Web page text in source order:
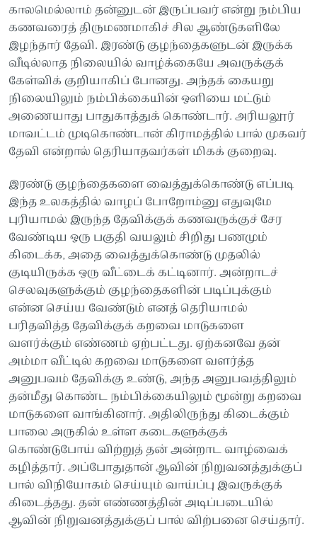
காலமெல்லாம் தன்னுடன் இருப்பவர் என்று நம்பிய
கணவரைத் திருமணமாகிச் சில ஆண்டுகளிலே
இழந்தார் தேவி. இரண்டு குழந்தைகளுடன் இருக்க
வீடில்லாத நிலையில் வாழ்க்கையே அவருக்குக்
கேள்விக் குறியாகிப் போனது. அந்தக் கையறு
நிலையிலும் நம்பிக்கையின் ஒளியை மட்டும்
அணையாது பாதுகாத்துக் கொண்டார். அரியலூர்
மாவட்டம் முடிகொண்டான் கிராமத்தில் பால் முகவர்
தேவி என்றால் தெரியாதவர்கள் மிகக் குறைவு.
இரண்டு குழந்தைகளை வைத்துக்கொண்டு எப்படி
இந்த உலகத்தில் வாழப் போறோம்னு எதுவுமே
புரியாமல் இருந்த தேவிக்குக் கணவருக்குச் சேர
வேண்டிய ஒரு பகுதி வயலும் சிறிது பணமும்
கிடைக்க, அதை வைத்துக்கொண்டு முதலில்
குடியிருக்க ஒரு வீட்டைக் கட்டினார். அன்றாடச்
செலவுகளுக்கும் குழந்தைகளின் படிப்புக்கும்
என்ன செய்ய வேண்டும் எனத் தெரியாமல்
பரிதவித்த தேவிக்குக் கறவை மாடுகளை
வளர்க்கும் எண்ணம் ஏற்பட்டது. ஏற்கனவே தன்
அம்மா வீட்டில் கறவை மாடுகளை வளர்த்த
அனுபவம் தேவிக்கு உண்டு, அந்த அனுபவத்திலும்
தன்மீது கொண்ட நம்பிக்கையிலும் மூன்று கறவை
மாடுகளை வாங்கினார். அதிலிருந்து கிடைக்கும்
பாலை அருகில் உள்ள கடைகளுக்குக்
கொண்டுபோய் விற்றுத் தன் அன்றாட வாழ்வைக்
கழித்தார். அப்போதுதான் ஆவின் நிறுவனத்துக்குப்
பால் விநியோகம் செய்யும் வாய்ப்பு இவருக்குக்
கிடைத்தது. தன் எண்ணத்தின் அடிப்படையில்
ஆவின் நிறுவனத்துக்குப் பால் விற்பனை செய்தார்.